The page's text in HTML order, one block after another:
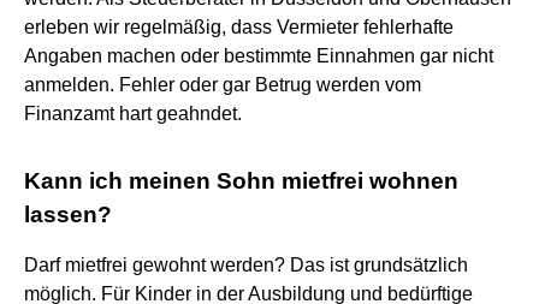
erleben wir regelmäßig, dass Vermieter fehlerhafte
Angaben machen oder bestimmte Einnahmen gar nicht
anmelden. Fehler oder gar Betrug werden vom
Finanzamt hart geahndet.
Kann ich meinen Sohn mietfrei wohnen
lassen?
Darf mietfrei gewohnt werden? Das ist grundsätzlich
möglich. Für Kinder in der Ausbildung und bedürftige